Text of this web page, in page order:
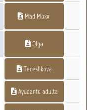
Mad Moxxi
Olga
Tereshkova
Ayudante adulta